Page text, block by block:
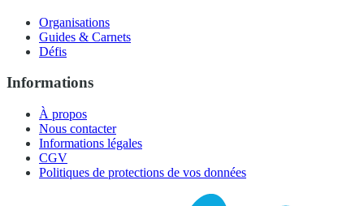
Organisations
Guides & Carnets
Défis
Informations
À propos
Nous contacter
Informations légales
CGV
Politiques de protections de vos données